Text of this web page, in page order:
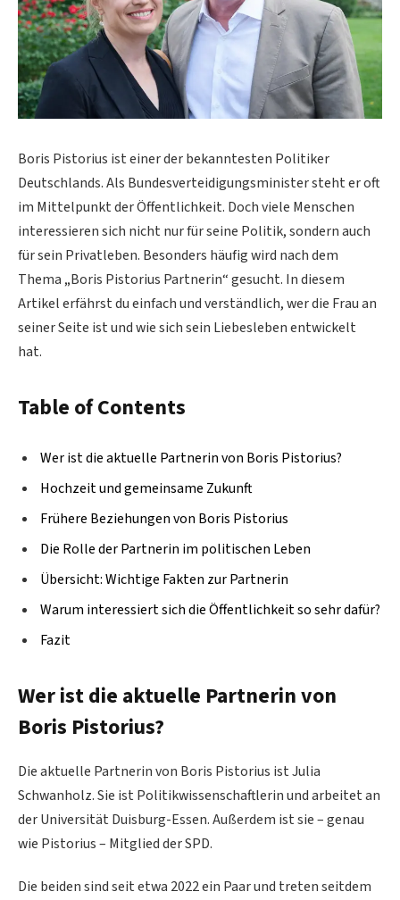
Boris Pistorius ist einer der bekanntesten Politiker
Deutschlands. Als Bundesverteidigungsminister steht er oft
im Mittelpunkt der Öffentlichkeit. Doch viele Menschen
interessieren sich nicht nur für seine Politik, sondern auch
für sein Privatleben. Besonders häufig wird nach dem
Thema „Boris Pistorius Partnerin“ gesucht. In diesem
Artikel erfährst du einfach und verständlich, wer die Frau an
seiner Seite ist und wie sich sein Liebesleben entwickelt
hat.
Table of Contents
Wer ist die aktuelle Partnerin von Boris Pistorius?
Hochzeit und gemeinsame Zukunft
Frühere Beziehungen von Boris Pistorius
Die Rolle der Partnerin im politischen Leben
Übersicht: Wichtige Fakten zur Partnerin
Warum interessiert sich die Öffentlichkeit so sehr dafür?
Fazit
Wer ist die aktuelle Partnerin von
Boris Pistorius?
Die aktuelle Partnerin von Boris Pistorius ist Julia
Schwanholz. Sie ist Politikwissenschaftlerin und arbeitet an
der Universität Duisburg-Essen. Außerdem ist sie – genau
wie Pistorius – Mitglied der SPD.
Die beiden sind seit etwa 2022 ein Paar und treten seitdem